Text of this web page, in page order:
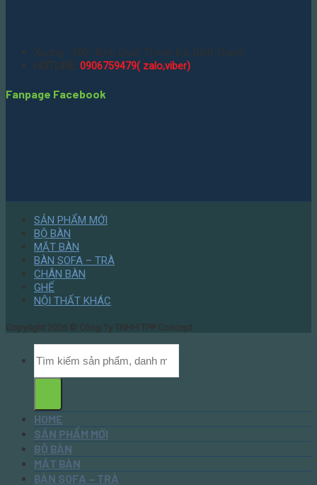
Xưởng : 480/ Bình Quới, Thanh Đa, Bình Thạnh
HOTLINE: 0906759479( zalo,viber)
Fanpage Facebook
SẢN PHẨM MỚI
BỘ BÀN
MẶT BÀN
BÀN SOFA – TRÀ
CHÂN BÀN
GHẾ
NỘI THẤT KHÁC
HOME
SẢN PHẨM MỚI
BỘ BÀN
MẶT BÀN
BÀN SOFA – TRÀ